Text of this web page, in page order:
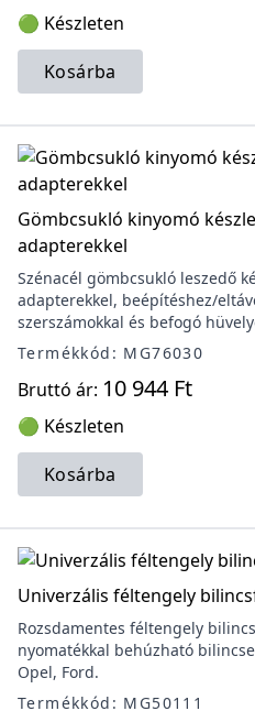
🟢 Készleten
Kosárba
Gömbcsukló kinyomó
adapterekkel
Szénacél gömbcsukló leszedő
adapterekkel, beépítéshez/
szerszámokkal és befogó
Termékkód: MG76030
Bruttó ár: 10 944 Ft
🟢 Készleten
Kosárba
Univerzális féltengely
Rozsdamentes féltengely
nyomatékkal behúzható
Opel, Ford.
Termékkód: MG50111